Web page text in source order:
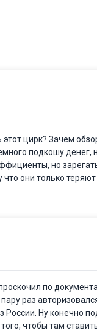
цирк? Зачем
подкошу денег,
но
они только
по
раз
России. Ну конечно
чтобы там